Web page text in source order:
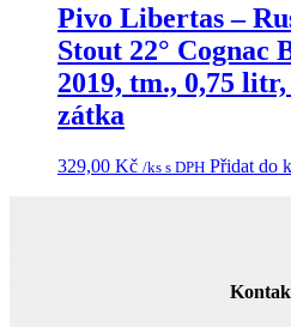
Pivo Libertas –
Stout 22° Cognac
2019, tm., 0,75
zátka
329,00 Kč /ks s DPH Přidat do